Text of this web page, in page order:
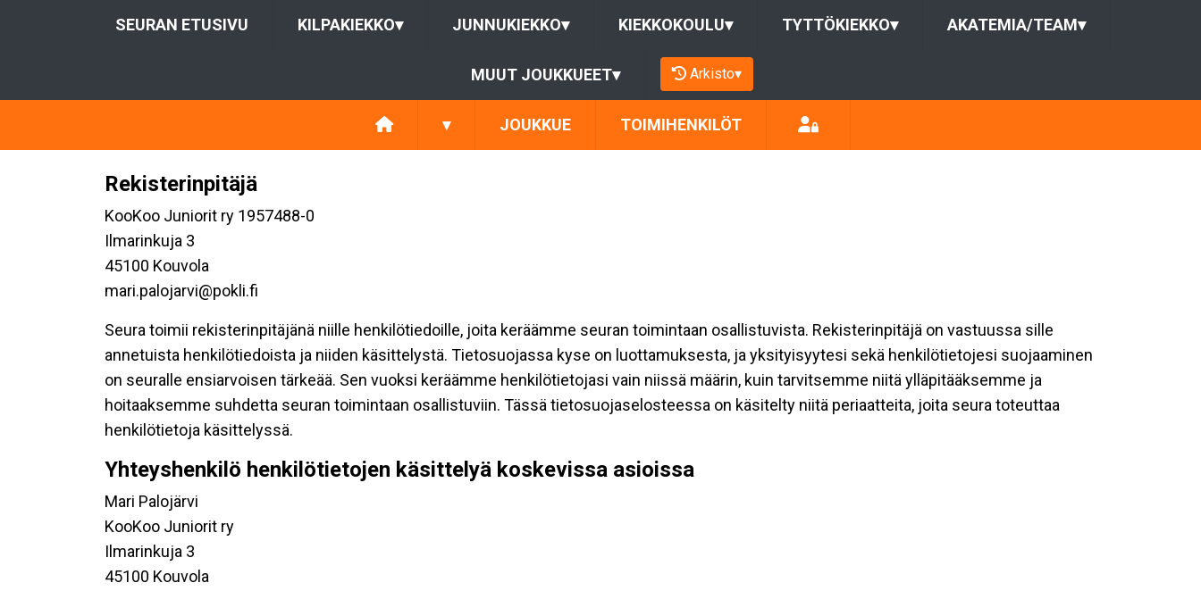
SEURAN ETUSIVU KILPAKIEKKO▾ JUNNUKIEKKO▾ KIEKKOKOULU▾ TYTTÖKIEKKO▾ AKATEMIA/TEAM▾
MUUT JOUKKUEET▾ Arkisto▾
▾ JOUKKUE TOIMIHENKILÖT
Rekisterinpitäjä
KooKoo Juniorit ry 1957488-0
Ilmarinkuja 3
45100 Kouvola
mari.palojarvi@pokli.fi
Seura toimii rekisterinpitäjänä niille henkilötiedoille, joita keräämme seuran toimintaan osallistuvista. Rekisterinpitäjä on vastuussa sille
annetuista henkilötiedoista ja niiden käsittelystä. Tietosuojassa kyse on luottamuksesta, ja yksityisyytesi sekä henkilötietojesi suojaaminen
on seuralle ensiarvoisen tärkeää. Sen vuoksi keräämme henkilötietojasi vain niissä määrin, kuin tarvitsemme niitä ylläpitääksemme ja
hoitaaksemme suhdetta seuran toimintaan osallistuviin. Tässä tietosuojaselosteessa on käsitelty niitä periaatteita, joita seura toteuttaa
henkilötietoja käsittelyssä.
Yhteyshenkilö henkilötietojen käsittelyä koskevissa asioissa
Mari Palojärvi
KooKoo Juniorit ry
Ilmarinkuja 3
45100 Kouvola